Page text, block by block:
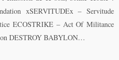
xSERVITUDEx – Servitude
ECOSTRIKE – Act Of Militance
DESTROY BABYLON…